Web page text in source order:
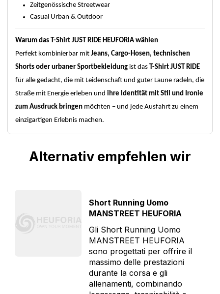
Zeitgenössische Streetwear
Casual Urban & Outdoor
Warum das T-Shirt JUST RIDE HEUFORIA wählen
Perfekt kombinierbar mit Jeans, Cargo-Hosen, technischen
Shorts oder urbaner Sportbekleidung ist das T-Shirt JUST RIDE
für alle gedacht, die mit Leidenschaft und guter Laune radeln, die
Straße mit Energie erleben und ihre Identität mit Stil und Ironie
zum Ausdruck bringen möchten – und jede Ausfahrt zu einem
einzigartigen Erlebnis machen.
Alternativ empfehlen wir
Short Running Uomo
MANSTREET HEUFORIA
Gli Short Running Uomo
MANSTREET HEUFORIA
sono progettati per offrire il
massimo delle prestazioni
durante la corsa e gli
allenamenti, combinando